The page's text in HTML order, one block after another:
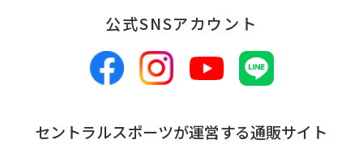
Automatic
公式SNSアカウント
セントラルスポーツが運営する通販サイト